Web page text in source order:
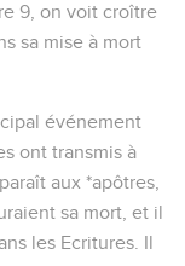
9, on voit croître
sa mise à mort
événement
ont transmis à
aux *apôtres,
sa mort, et il
les Ecritures. Il